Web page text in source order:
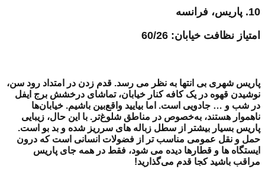
10. پاریس، فرانسه
امتیاز نظافت خیابان: 60/26
پاریس شهری بی انتها به نظر می رسد. قدم زدن در امتداد رود سن،
نوشیدن قهوه در یک کافه کنار خیابان، تماشای درخشش برج ایفل
در شب و … جادویی است. اما بیایید واقع‌بین باشیم. خیابان‌ها
ناهموار هستند، به‌خصوص در مناطق شلوغ‌تر. با این حال، زیبایی
پاریس بسیار بیشتر از سطل زباله های سرریز شده و بد بو است.
حمل و نقل عمومی مناسب تر از فضولات انسانی است که درون
ایستگاه ها و قطارها دیده می شود، فقط در همه جای پاریس
مراقب باشید کجا قدم می‌گذارید!